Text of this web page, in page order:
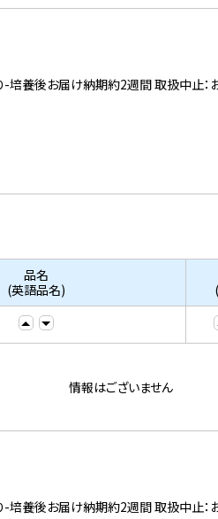
養後お届け納期約2週間 取扱中止：お
品名
(英語品名)
情報はございません
養後お届け納期約2週間 取扱中止：お